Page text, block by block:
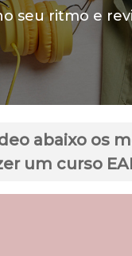
seu ritmo e
abaixo os
um curso